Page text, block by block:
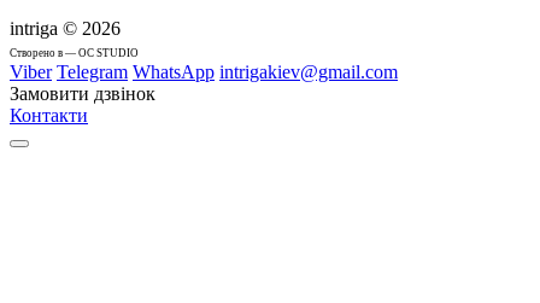
intriga © 2026
Cтворено в — OC STUDIO
Viber Telegram WhatsApp intrigakiev@gmail.com
Замовити дзвінок
Контакти